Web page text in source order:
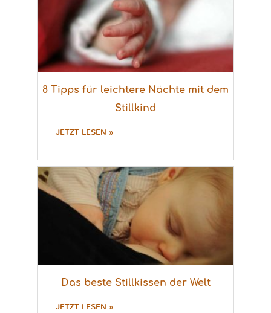
8 Tipps für leichtere Nächte mit dem
Stillkind
JETZT LESEN »
Das beste Stillkissen der Welt
JETZT LESEN »